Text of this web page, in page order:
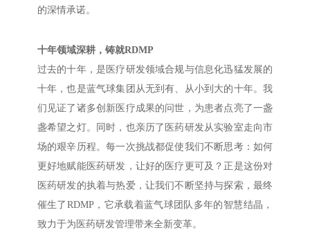
的深情承诺。
十年领域深耕，铸就RDMP
过去的十年，是医疗研发领域合规与信息化迅猛发展的
十年，也是蓝气球集团从无到有、从小到大的十年。我
们见证了诸多创新医疗成果的问世，为患者点亮了一盏
盏希望之灯。同时，也亲历了医药研发从实验室走向市
场的艰辛历程。每一次挑战都促使我们不断思考：如何
更好地赋能医药研发，让好的医疗更可及？正是这份对
医药研发的执着与热爱，让我们不断坚持与探索，最终
催生了RDMP，它承载着蓝气球团队多年的智慧结晶，
致力于为医药研发管理带来全新变革。